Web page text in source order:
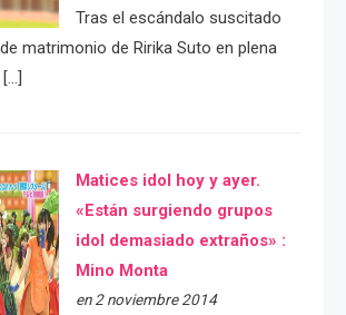
Tras el escándalo suscitado
matrimonio de Ririka Suto en plena
Matices idol hoy y ayer.
«Están surgiendo grupos
idol demasiado extraños» :
Mino Monta
en 2 noviembre 2014